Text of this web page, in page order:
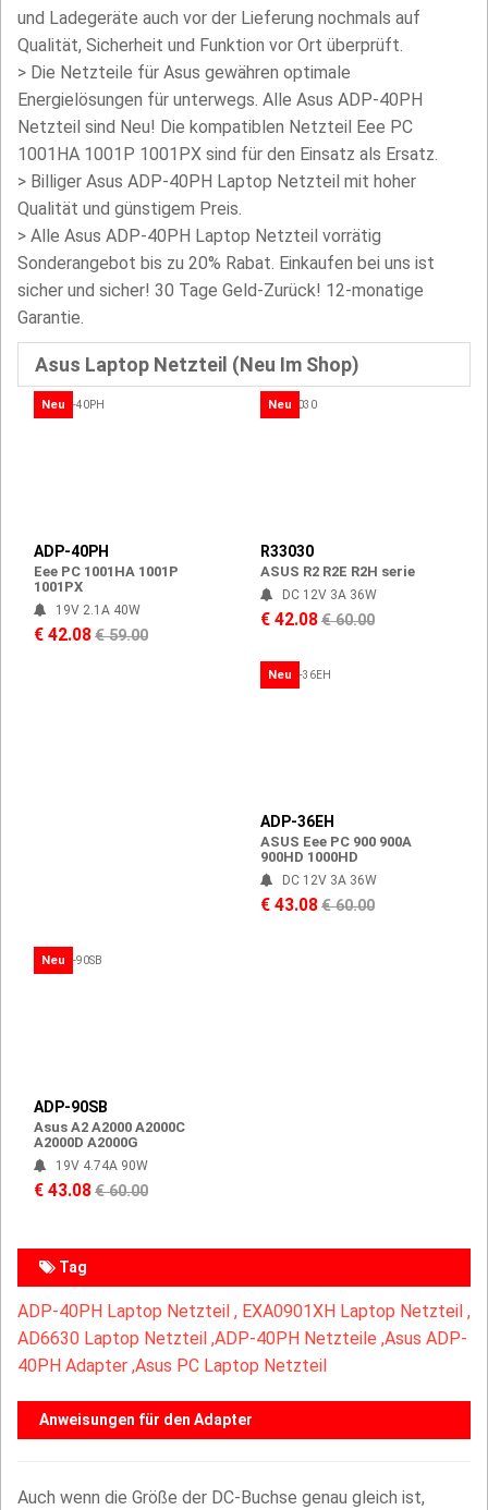
und Ladegeräte auch vor der Lieferung nochmals auf
Qualität, Sicherheit und Funktion vor Ort überprüft.
> Die Netzteile für Asus gewähren optimale
Energielösungen für unterwegs. Alle Asus ADP-40PH
Netzteil sind Neu! Die kompatiblen Netzteil Eee PC
1001HA 1001P 1001PX sind für den Einsatz als Ersatz.
> Billiger Asus ADP-40PH Laptop Netzteil mit hoher
Qualität und günstigem Preis.
> Alle Asus ADP-40PH Laptop Netzteil vorrätig
Sonderangebot bis zu 20% Rabat. Einkaufen bei uns ist
sicher und sicher! 30 Tage Geld-Zurück! 12-monatige
Garantie.
Asus Laptop Netzteil (Neu Im Shop)
Neu
ADP-40PH
Eee PC 1001HA 1001P
1001PX
19V 2.1A 40W
€ 42.08€ 59.00
Neu
R33030
ASUS R2 R2E R2H serie
DC 12V 3A 36W
€ 42.08€ 60.00
Neu
ADP-36EH
ASUS Eee PC 900 900A
900HD 1000HD
DC 12V 3A 36W
€ 43.08€ 60.00
Neu
ADP-90SB
Asus A2 A2000 A2000C
A2000D A2000G
19V 4.74A 90W
€ 43.08€ 60.00
Tag
ADP-40PH Laptop Netzteil , EXA0901XH Laptop Netzteil ,
AD6630 Laptop Netzteil ,ADP-40PH Netzteile ,Asus ADP-
40PH Adapter ,Asus PC Laptop Netzteil
Anweisungen für den Adapter
Auch wenn die Größe der DC-Buchse genau gleich ist,